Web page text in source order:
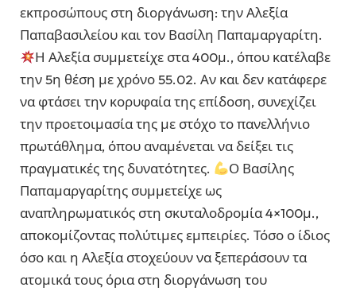
εκπροσώπους στη διοργάνωση: την Αλεξία
Παπαβασιλείου και τον Βασίλη Παπαμαργαρίτη.
Η Αλεξία συμμετείχε στα 400μ., όπου κατέλαβε
την 5η θέση με χρόνο 55.02. Αν και δεν κατάφερε
να φτάσει την κορυφαία της επίδοση, συνεχίζει
την προετοιμασία της με στόχο το πανελλήνιο
πρωτάθλημα, όπου αναμένεται να δείξει τις
πραγματικές της δυνατότητες.
Ο Βασίλης
Παπαμαργαρίτης συμμετείχε ως
αναπληρωματικός στη σκυταλοδρομία 4×100μ.,
αποκομίζοντας πολύτιμες εμπειρίες. Τόσο ο ίδιος
όσο και η Αλεξία στοχεύουν να ξεπεράσουν τα
ατομικά τους όρια στη διοργάνωση του